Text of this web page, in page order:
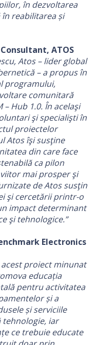
în dezvoltarea
reabilitarea și
ATOS
Atos – lider global
– a propus în
programului,
comunitară
Hub 1.0. În acelaşi
şi specialişti în
proiectelor
Atos îşi susţine
din care face
ca pilon
mai prosper şi
de Atos susţin
şi cercetării printr-o
impact determinant
şi tehnologice.”
Electronics
proiect minunat
educația
pentru activitatea
și a
și serviciile
tehnologie, iar
ce trebuie educate